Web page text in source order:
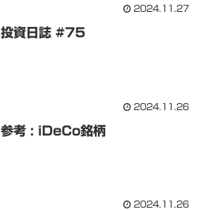
2024.11.27
投資日誌 #75
2024.11.26
参考 : iDeCo銘柄
2024.11.26